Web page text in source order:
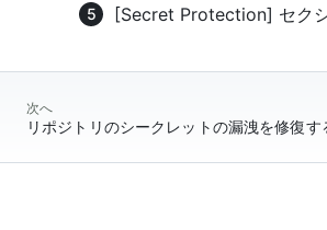
[Secret Protection] セク
次へ
リポジトリのシークレットの漏洩を修復す